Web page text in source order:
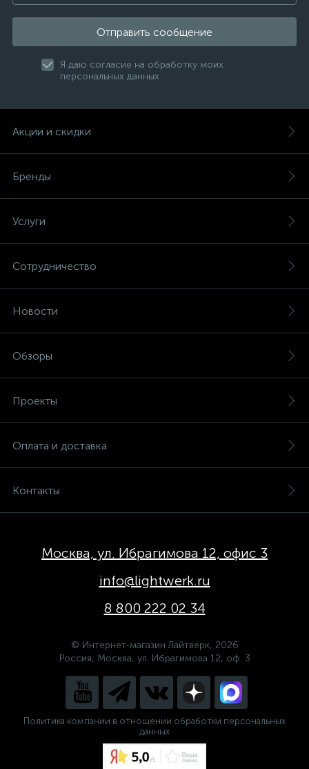
Отправить сообщение
Я даю согласие на обработку моих
персональных данных
Акции и скидки
Бренды
Услуги
Сотрудничество
Новости
Обзоры
Проекты
Оплата и доставка
Контакты
Москва, ул. Ибрагимова 12, офис 3
info@lightwerk.ru
8 800 222 02 34
© Интернет-магазин Лайтверк, 2026
Россия, Москва, ул. Ибрагимова 12, оф. 3
Политика компании в отношении обработки персональных
данных